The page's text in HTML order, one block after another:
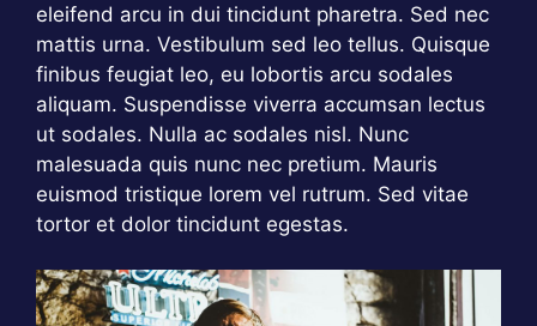
eleifend arcu in dui tincidunt pharetra. Sed nec
mattis urna. Vestibulum sed leo tellus. Quisque
finibus feugiat leo, eu lobortis arcu sodales
aliquam. Suspendisse viverra accumsan lectus
ut sodales. Nulla ac sodales nisl. Nunc
malesuada quis nunc nec pretium. Mauris
euismod tristique lorem vel rutrum. Sed vitae
tortor et dolor tincidunt egestas.